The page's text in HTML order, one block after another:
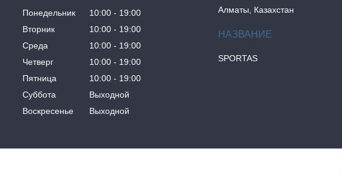
Понедельник 10:00
19:00
Вторник
10:00
19:00
Среда
10:00
19:00
Четверг
10:00
19:00
Пятница
10:00
19:00
Суббота
Выходной
Воскресенье
Выходной
Алматы, Казахстан
SPORTAS